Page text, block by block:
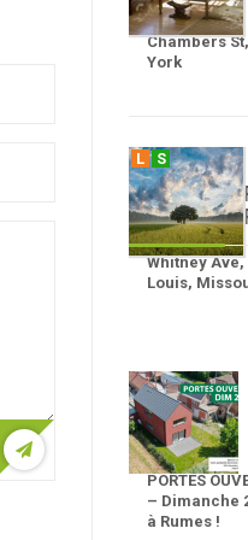
Chambers
York
L S
Whitney Ave,
Louis,
PORTES
– Dimanche
à Rumes !